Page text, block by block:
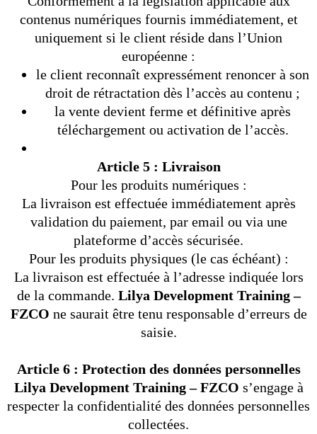
contenus numériques fournis immédiatement, et
uniquement si le client réside dans l’Union
européenne :
le client reconnaît expressément renoncer à son
droit de rétractation dès l’accès au contenu ;
la vente devient ferme et définitive après
téléchargement ou activation de l’accès.
Article 5 : Livraison
Pour les produits numériques :
La livraison est effectuée immédiatement après
validation du paiement, par email ou via une
plateforme d’accès sécurisée.
Pour les produits physiques (le cas échéant) :
La livraison est effectuée à l’adresse indiquée lors
de la commande. Lilya Development Training –
FZCO ne saurait être tenu responsable d’erreurs de
saisie.
Article 6 : Protection des données personnelles
Lilya Development Training – FZCO s’engage à
respecter la confidentialité des données personnelles
collectées.